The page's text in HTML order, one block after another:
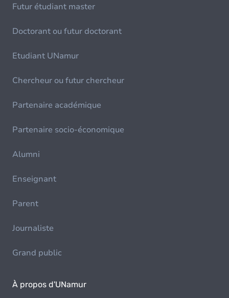
Futur étudiant master
Doctorant ou futur doctorant
Etudiant UNamur
Chercheur ou futur chercheur
Partenaire académique
Partenaire socio-économique
Alumni
Enseignant
Parent
Journaliste
Grand public
À propos d'UNamur